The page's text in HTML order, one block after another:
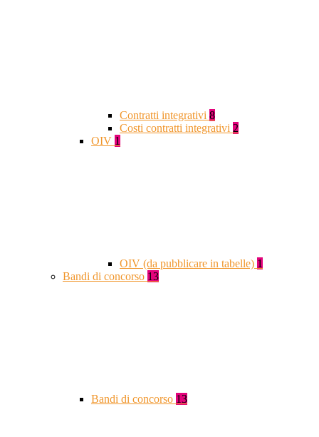
Contratti integrativi 8
Costi contratti integrativi 2
OIV 1
OIV (da pubblicare in tabelle) 1
Bandi di concorso 13
Bandi di concorso 13